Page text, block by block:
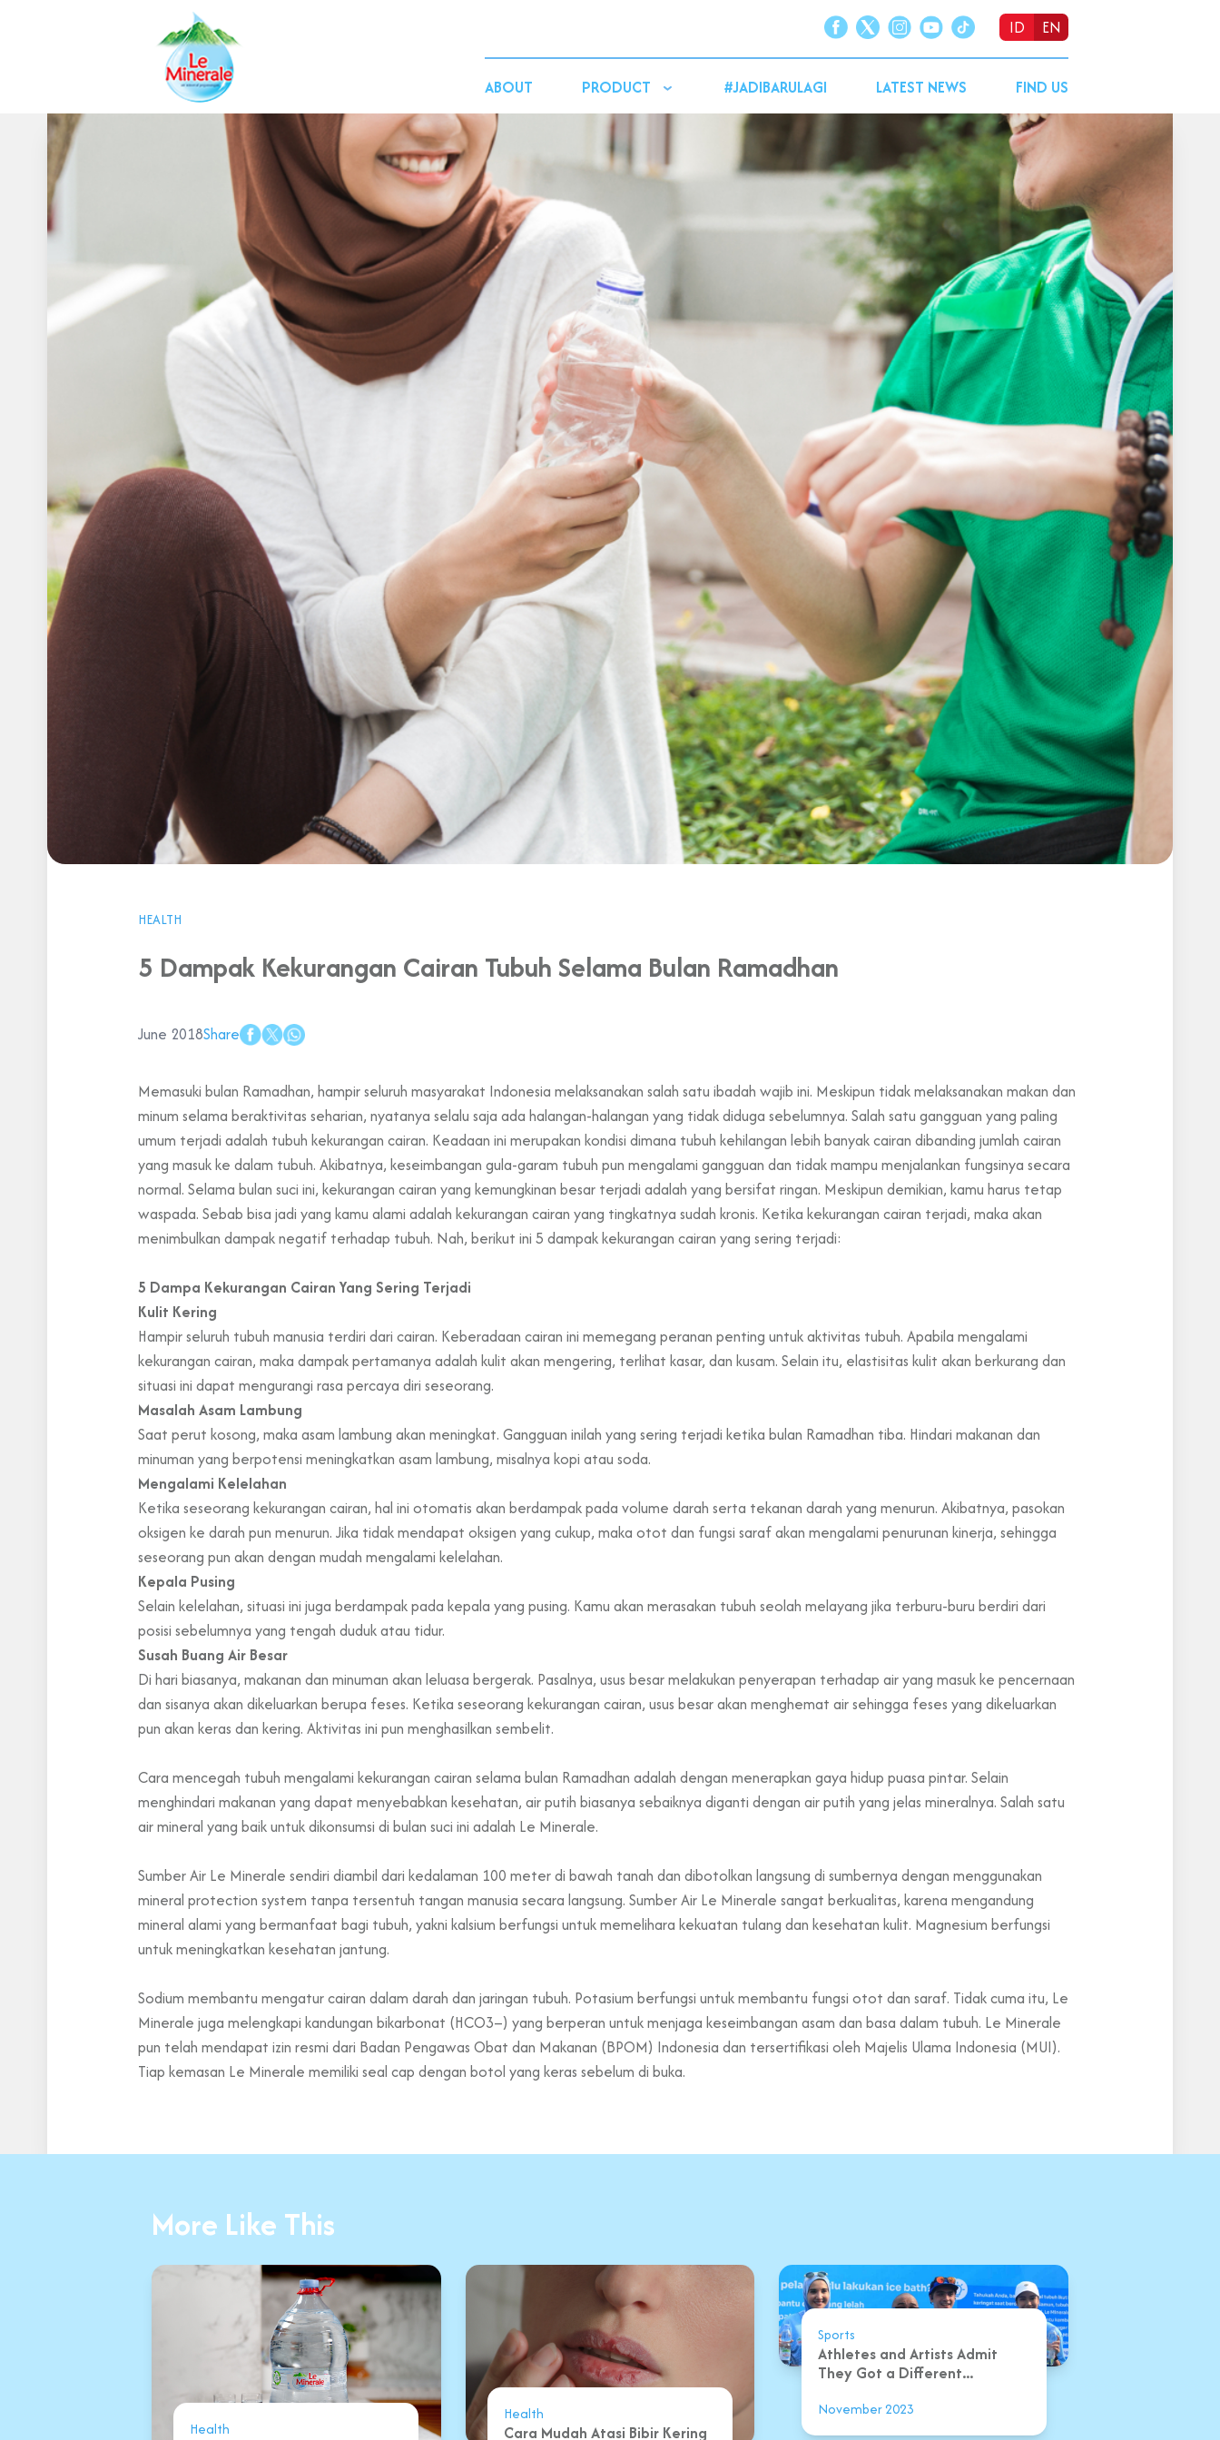
ID EN
ABOUT PRODUCT #JADIBARULAGI LATEST NEWS FIND US
HEALTH
5 Dampak Kekurangan Cairan Tubuh Selama Bulan Ramadhan
June 2018Share
Memasuki bulan Ramadhan, hampir seluruh masyarakat Indonesia melaksanakan salah satu ibadah wajib ini. Meskipun tidak melaksanakan makan dan
minum selama beraktivitas seharian, nyatanya selalu saja ada halangan-halangan yang tidak diduga sebelumnya. Salah satu gangguan yang paling
umum terjadi adalah tubuh kekurangan cairan. Keadaan ini merupakan kondisi dimana tubuh kehilangan lebih banyak cairan dibanding jumlah cairan
yang masuk ke dalam tubuh. Akibatnya, keseimbangan gula-garam tubuh pun mengalami gangguan dan tidak mampu menjalankan fungsinya secara
normal. Selama bulan suci ini, kekurangan cairan yang kemungkinan besar terjadi adalah yang bersifat ringan. Meskipun demikian, kamu harus tetap
waspada. Sebab bisa jadi yang kamu alami adalah kekurangan cairan yang tingkatnya sudah kronis. Ketika kekurangan cairan terjadi, maka akan
menimbulkan dampak negatif terhadap tubuh. Nah, berikut ini 5 dampak kekurangan cairan yang sering terjadi:
5 Dampa Kekurangan Cairan Yang Sering Terjadi
Kulit Kering
Hampir seluruh tubuh manusia terdiri dari cairan. Keberadaan cairan ini memegang peranan penting untuk aktivitas tubuh. Apabila mengalami
kekurangan cairan, maka dampak pertamanya adalah kulit akan mengering, terlihat kasar, dan kusam. Selain itu, elastisitas kulit akan berkurang dan
situasi ini dapat mengurangi rasa percaya diri seseorang.
Masalah Asam Lambung
Saat perut kosong, maka asam lambung akan meningkat. Gangguan inilah yang sering terjadi ketika bulan Ramadhan tiba. Hindari makanan dan
minuman yang berpotensi meningkatkan asam lambung, misalnya kopi atau soda.
Mengalami Kelelahan
Ketika seseorang kekurangan cairan, hal ini otomatis akan berdampak pada volume darah serta tekanan darah yang menurun. Akibatnya, pasokan
oksigen ke darah pun menurun. Jika tidak mendapat oksigen yang cukup, maka otot dan fungsi saraf akan mengalami penurunan kinerja, sehingga
seseorang pun akan dengan mudah mengalami kelelahan.
Kepala Pusing
Selain kelelahan, situasi ini juga berdampak pada kepala yang pusing. Kamu akan merasakan tubuh seolah melayang jika terburu-buru berdiri dari
posisi sebelumnya yang tengah duduk atau tidur.
Susah Buang Air Besar
Di hari biasanya, makanan dan minuman akan leluasa bergerak. Pasalnya, usus besar melakukan penyerapan terhadap air yang masuk ke pencernaan
dan sisanya akan dikeluarkan berupa feses. Ketika seseorang kekurangan cairan, usus besar akan menghemat air sehingga feses yang dikeluarkan
pun akan keras dan kering. Aktivitas ini pun menghasilkan sembelit.
Cara mencegah tubuh mengalami kekurangan cairan selama bulan Ramadhan adalah dengan menerapkan gaya hidup puasa pintar. Selain
menghindari makanan yang dapat menyebabkan kesehatan, air putih biasanya sebaiknya diganti dengan air putih yang jelas mineralnya. Salah satu
air mineral yang baik untuk dikonsumsi di bulan suci ini adalah Le Minerale.
Sumber Air Le Minerale sendiri diambil dari kedalaman 100 meter di bawah tanah dan dibotolkan langsung di sumbernya dengan menggunakan
mineral protection system tanpa tersentuh tangan manusia secara langsung. Sumber Air Le Minerale sangat berkualitas, karena mengandung
mineral alami yang bermanfaat bagi tubuh, yakni kalsium berfungsi untuk memelihara kekuatan tulang dan kesehatan kulit. Magnesium berfungsi
untuk meningkatkan kesehatan jantung.
Sodium membantu mengatur cairan dalam darah dan jaringan tubuh. Potasium berfungsi untuk membantu fungsi otot dan saraf. Tidak cuma itu, Le
Minerale juga melengkapi kandungan bikarbonat (HCO3–) yang berperan untuk menjaga keseimbangan asam dan basa dalam tubuh. Le Minerale
pun telah mendapat izin resmi dari Badan Pengawas Obat dan Makanan (BPOM) Indonesia dan tersertifikasi oleh Majelis Ulama Indonesia (MUI).
Tiap kemasan Le Minerale memiliki seal cap dengan botol yang keras sebelum di buka.
More Like This
Health
Health
Cara Mudah Atasi Bibir Kering
Sports
Athletes and Artists Admit
They Got a Different...
November 2023